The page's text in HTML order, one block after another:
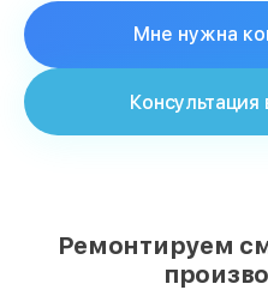
Мне нужна
Консультация
Ремонтируем